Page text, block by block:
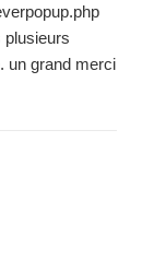
plusieurs
un grand merci